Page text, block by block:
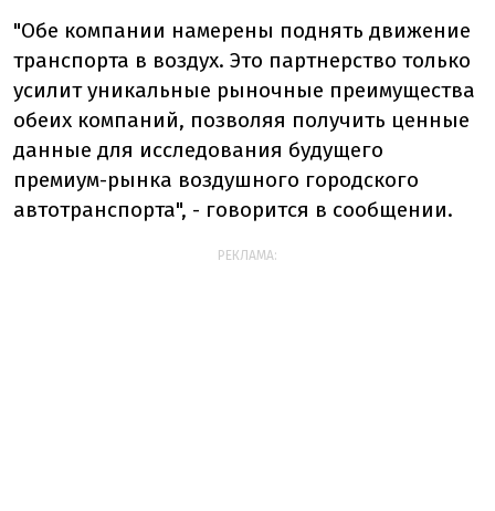
"Обе компании намерены поднять движение
транспорта в воздух. Это партнерство только
усилит уникальные рыночные преимущества
обеих компаний, позволяя получить ценные
данные для исследования будущего
премиум-рынка воздушного городского
автотранспорта", - говорится в сообщении.
РЕКЛАМА: